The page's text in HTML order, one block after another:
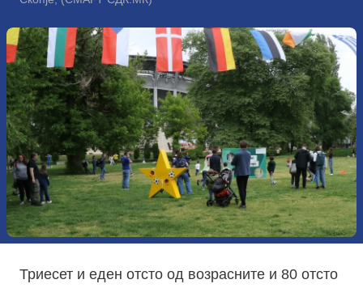
Триесет и еден отсто од возрасните и 80 отсто